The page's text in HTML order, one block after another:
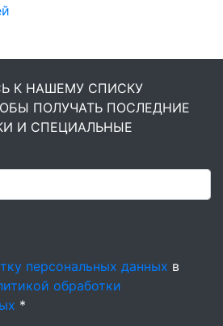
К НАШЕМУ СПИСКУ
ПОЛУЧАТЬ ПОСЛЕДНИЕ
И СПЕЦИАЛЬНЫЕ
персональных данных в
обработки
*